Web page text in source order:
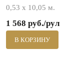
0,53 х 10,05 м.
1 568 руб./рул
В КОРЗИНУ